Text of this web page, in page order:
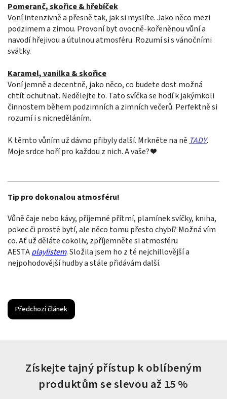
Pomeranč, skořice & hřebíček
Voní intenzivně a přesně tak, jak si myslíte. Jako něco mezi
podzimem a zimou. Provoní byt ovocně-kořeněnou vůní a
navodí hřejivou a útulnou atmosféru. Rozumí si s vánočními
svátky.
Karamel, vanilka & skořice
Voní jemně a decentně, jako něco, co budete dost možná
chtít ochutnat. Nedělejte to. Tato svíčka se hodí k jakýmkoli
činnostem během podzimních a zimních večerů. Perfektně si
rozumí i s nicneděláním.
K těmto vůním už dávno přibyly další. Mrkněte na ně TADY.
Moje srdce hoří pro každou z nich. A vaše? ❤️
Tip pro dokonalou atmosféru!
Vůně čaje nebo kávy, příjemné přítmí, plamínek svíčky, kniha,
pokec či prosté bytí, ale něco tomu přesto chybí? Možná vím
co. Ať už děláte cokoliv, zpříjemněte si atmosféru
AESTAplaylistem. Složila jsem ho z té nejchillovější a
nejpohodovější hudby a stále přidávám další.
Předchozí článek
Získejte tajný přístup k oblíbeným
produktům se slevou až 15 %